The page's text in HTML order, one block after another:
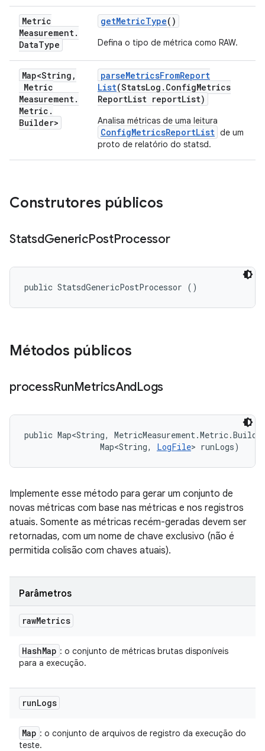
Metric
Measurement.
DataType
getMetricType()
Defina o tipo de métrica como RAW.
Map<String ,
Metric
Measurement.
Metric .
Builder>
parseMetricsFromReport
List(StatsLog . ConfigMetrics
ReportList reportList)
Analisa métricas de uma leitura
ConfigMetricsReportList de um
proto de relatório do statsd.
Construtores públicos
StatsdGenericPostProcessor
public StatsdGenericPostProcessor ()
Métodos públicos
processRunMetricsAndLogs
public Map<String,
                Map<String,
LogFile> runLogs)
Implemente esse método para gerar um conjunto de
novas métricas com base nas métricas e nos registros
atuais. Somente as métricas recém-geradas devem ser
retornadas, com um nome de chave exclusivo (não é
permitida colisão com chaves atuais).
Parâmetros
rawMetrics
HashMap : o conjunto de métricas brutas disponíveis
para a execução.
runLogs
Map : o conjunto de arquivos de registro da execução do
teste.